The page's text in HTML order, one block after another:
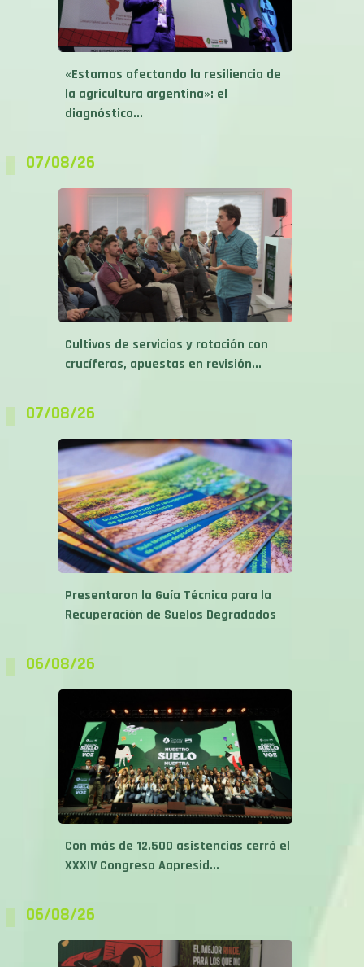
«Estamos afectando la resiliencia de
la agricultura argentina»: el
diagnóstico...
07/08/26
Cultivos de servicios y rotación con
crucíferas, apuestas en revisión...
07/08/26
Presentaron la Guía Técnica para la
Recuperación de Suelos Degradados
06/08/26
Con más de 12.500 asistencias cerró el
XXXIV Congreso Aapresid...
06/08/26